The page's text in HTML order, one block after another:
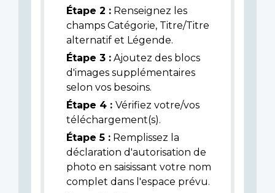
Étape 2 : Renseignez les
champs Catégorie, Titre/Titre
alternatif et Légende.
Étape 3 : Ajoutez des blocs
d'images supplémentaires
selon vos besoins.
Étape 4 : Vérifiez votre/vos
téléchargement(s).
Étape 5 : Remplissez la
déclaration d'autorisation de
photo en saisissant votre nom
complet dans l'espace prévu.